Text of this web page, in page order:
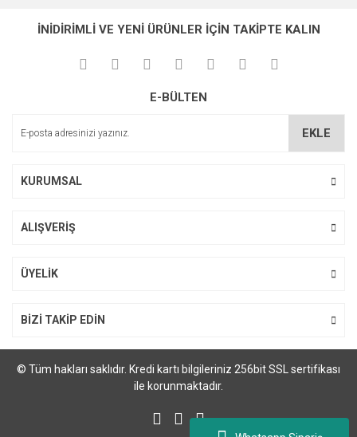
Yorum Yaz
kullanarak tarafımıza iletebilirsiniz.
Görüş ve önerileriniz için teşekkür ederiz.
Ürün açıklamasında eksik bilgiler bulunuyor.
İNİDİRİMLİ VE YENİ ÜRÜNLER İÇİN TAKİPTE KALIN
E-BÜLTEN
EKLE
KURUMSAL
ALIŞVERİŞ
ÜYELİK
BİZİ TAKİP EDİN
© Tüm hakları saklıdır. Kredi kartı bilgileriniz 256bit SSL sertifikası
ile korunmaktadır.